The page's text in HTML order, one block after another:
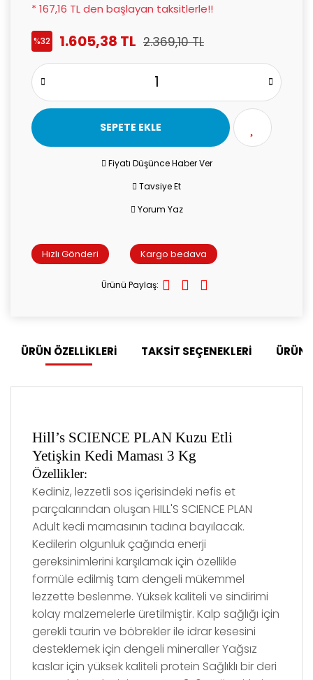
* 167,16 TL den başlayan taksitlerle!!
%32 1.605,38 TL 2.369,10 TL
SEPETE EKLE
Fiyatı Düşünce Haber Ver
Tavsiye Et
Yorum Yaz
Hızlı Gönderi Kargo bedava
Ürünü Paylaş:
ÜRÜN ÖZELLİKLERİ TAKSİT SEÇENEKLERİ ÜRÜN
Hill’s SCIENCE PLAN Kuzu Etli
Yetişkin Kedi Maması 3 Kg
Özellikler:
Kediniz, lezzetli sos içerisindeki nefis et
parçalarından oluşan HILL'S SCIENCE PLAN
Adult kedi mamasının tadına bayılacak.
Kedilerin olgunluk çağında enerji
gereksinimlerini karşılamak için özellikle
formüle edilmiş tam dengeli mükemmel
lezzette beslenme. Yüksek kaliteli ve sindirimi
kolay malzemelerle üretilmiştir. Kalp sağlığı için
gerekli taurin ve böbrekler ile idrar kesesini
desteklemek için dengeli mineraller Yağsız
kaslar için yüksek kaliteli protein Sağlıklı bir deri